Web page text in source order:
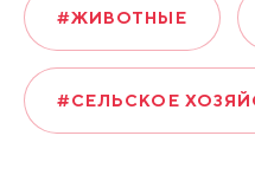
#ЖИВОТНЫЕ
#СЕЛЬСКОЕ